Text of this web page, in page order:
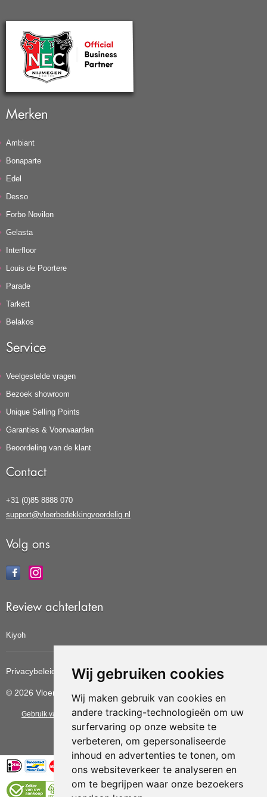
Wij gebruiken cookies
Wij maken gebruik van cookies en
andere tracking-technologieën om uw
surfervaring op onze website te
verbeteren, om gepersonaliseerde
inhoud en advertenties te tonen, om
ons websiteverkeer te analyseren en
om te begrijpen waar onze bezoekers
Merken
Ambiant
Bonaparte
Edel
Desso
Forbo Novilon
Gelasta
Interfloor
Louis de Poortere
Parade
Tarkett
Belakos
Service
Veelgestelde vragen
Bezoek showroom
Unique Selling Points
Garanties & Voorwaarden
Beoordeling van de klant
Contact
+31 (0)85 8888 070
support@vloerbedekkingvoordelig.nl
Volg ons
Review achterlaten
Kiyoh
Privacybeleid Cookiebeleid Update cookies voorkeuren
© 2026 Vloerbedekkingvoordelig
Gebruik van deze site betekent dat u dealgemene voorwaarden van CBW